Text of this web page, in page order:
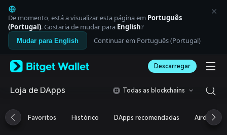
English
日本語
Tiếng Việt
Русский
Español (Latinoamérica)
Italiano
Deutsch
繁體中文
Português (Portugal)
De momento, está a visualizar esta página em Português
(Portugal). Gostaria de mudar para English?
Mudar para English Continuar em Português (Portugal)
Descarregar
Loja de DApps Todas as blockchains
Favoritos Histórico DApps recomendadas Airdrop